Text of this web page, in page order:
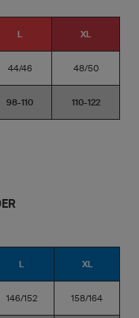
L XL
44/46 48/50
98-110 110-122
L XL
146/152 158/164